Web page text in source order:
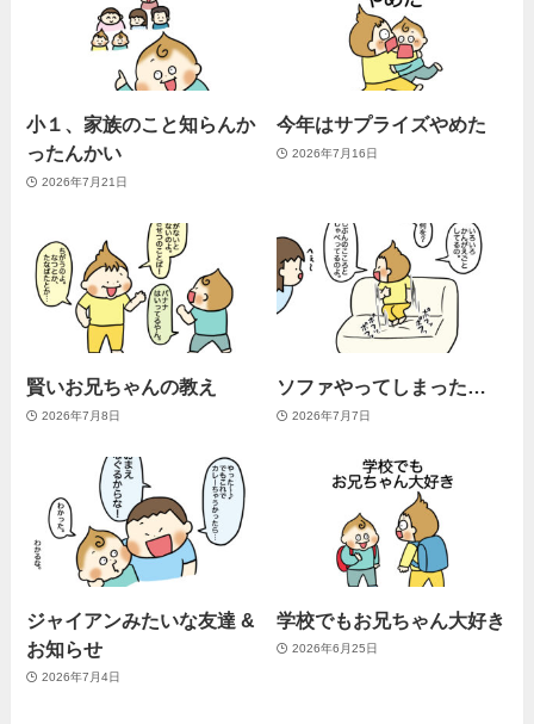
小１、家族のこと知らんか
ったんかい
2026年7月21日
今年はサプライズやめた
2026年7月16日
賢いお兄ちゃんの教え
2026年7月8日
ソファやってしまった…
2026年7月7日
ジャイアンみたいな友達 &
お知らせ
2026年7月4日
学校でもお兄ちゃん大好き
2026年6月25日